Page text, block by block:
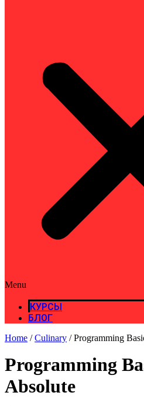
Menu
КУРСЫ
БЛОГ
Home /Culinary / Programming
Programming
Absolute